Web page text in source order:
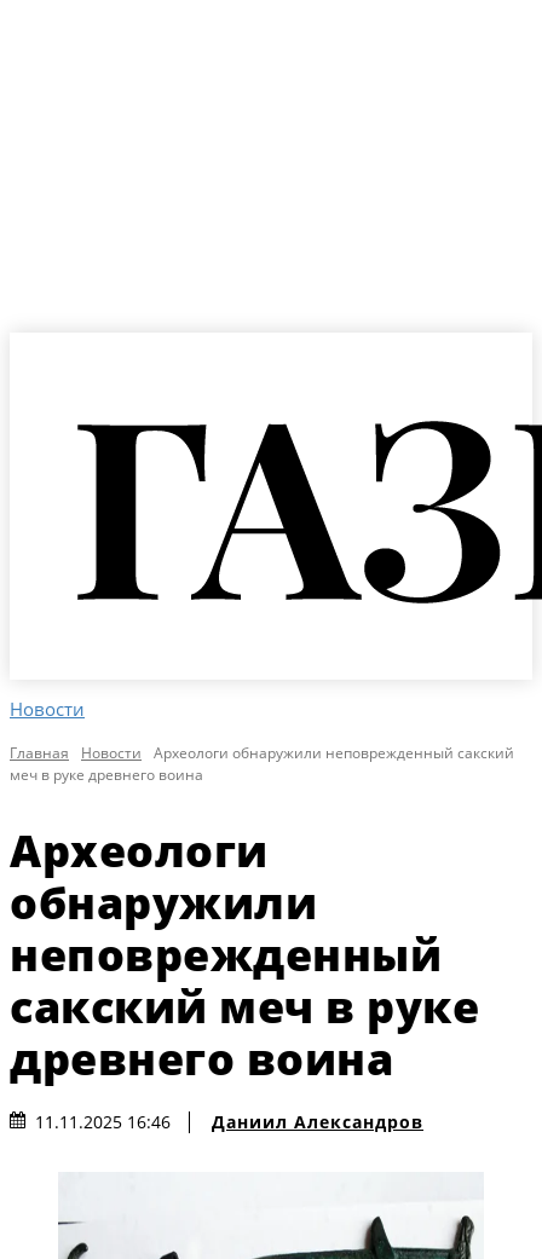
Новости
Главная Новости
Археологи обнаружили неповрежденный сакский
меч в руке древнего воина
Археологи
обнаружили
неповрежденный
сакский меч в руке
древнего воина
11.11.2025 16:46 Даниил Александров